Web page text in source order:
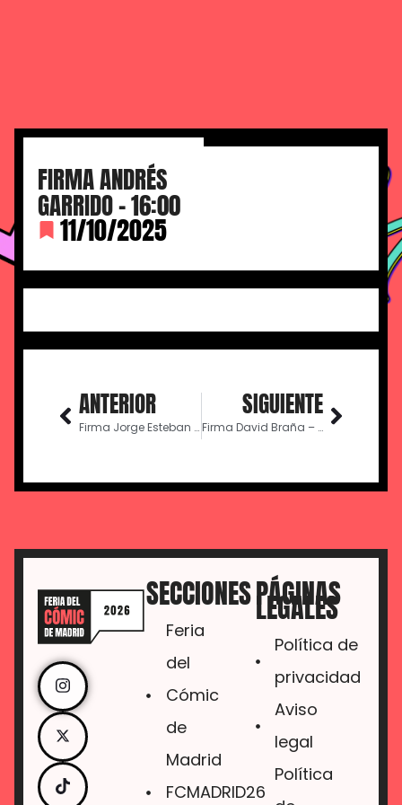
FIRMA ANDRÉS
GARRIDO – 16:00
11/10/2025
ANTERIOR
Firma Jorge Esteban Urbayen – 16:00
SIGUIENTE
Firma David Braña – 16:30
SECCIONES
Feria
del
Cómic
de
Madrid
FCMADRID26
PÁGINAS
LEGALES
Política de
privacidad
Aviso
legal
Política